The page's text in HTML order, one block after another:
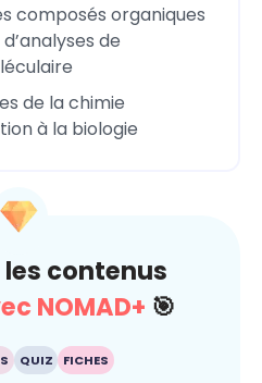
composés organiques
de
de la chimie
à la biologie
contenus
NOMAD+ 🎯
QUIZ FICHES